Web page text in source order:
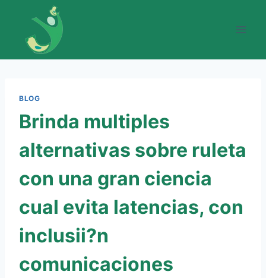
content
BLOG
Brinda multiples
alternativas sobre ruleta
con una gran ciencia
cual evita latencias, con
inclusii?n
comunicaciones